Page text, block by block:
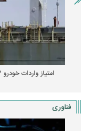
فناوری